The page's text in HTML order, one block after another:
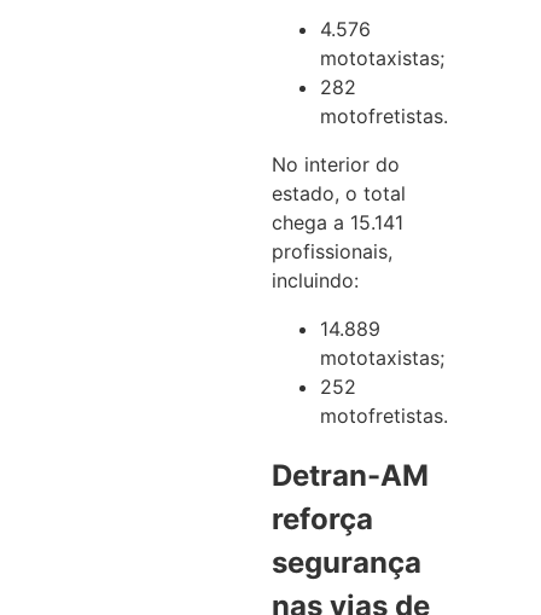
4.576
mototaxistas;
282
motofretistas.
No interior do
estado, o total
chega a 15.141
profissionais,
incluindo:
14.889
mototaxistas;
252
motofretistas.
Detran-AM
reforça
segurança
nas vias de